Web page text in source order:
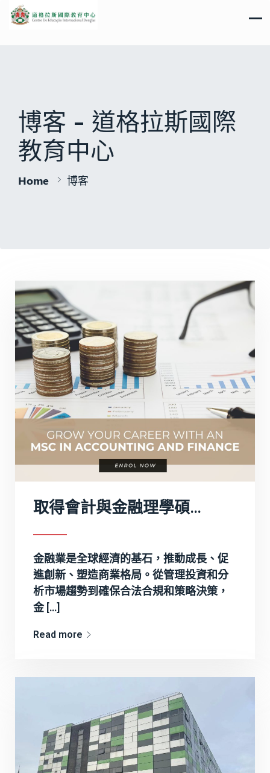
博客 - 道格拉斯國際
教育中心
Home 博客
取得會計與金融理學碩士學位，開啟金融業機會
金融業是全球經濟的基石，推動成長、促
進創新、塑造商業格局。從管理投資和分
析市場趨勢到確保合法合規和策略決策，
金 […]
Read more